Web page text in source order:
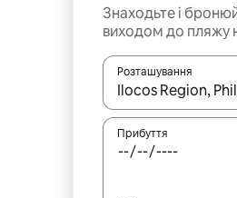
Знаходьте і
виходом до пляжу
Розташування
Отримавши
Прибуття